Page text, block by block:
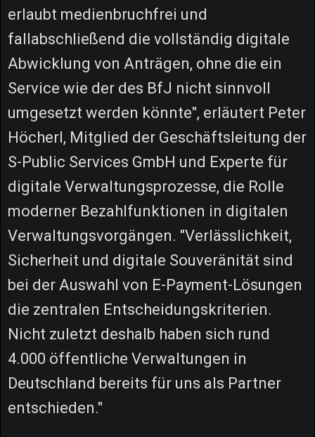
erlaubt medienbruchfrei und
fallabschließend die vollständig digitale
Abwicklung von Anträgen, ohne die ein
Service wie der des BfJ nicht sinnvoll
umgesetzt werden könnte", erläutert Peter
Höcherl, Mitglied der Geschäftsleitung der
S-Public Services GmbH und Experte für
digitale Verwaltungsprozesse, die Rolle
moderner Bezahlfunktionen in digitalen
Verwaltungsvorgängen. "Verlässlichkeit,
Sicherheit und digitale Souveränität sind
bei der Auswahl von E-Payment-Lösungen
die zentralen Entscheidungskriterien.
Nicht zuletzt deshalb haben sich rund
4.000 öffentliche Verwaltungen in
Deutschland bereits für uns als Partner
entschieden."